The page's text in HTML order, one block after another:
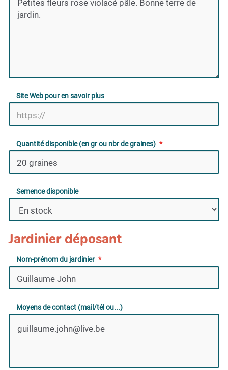
Site Web pour en savoir plus
Quantité disponible (en gr ou nbr de graines)
Semence disponible
Jardinier déposant
Nom-prénom du jardinier
Moyens de contact (mail/tél ou...)